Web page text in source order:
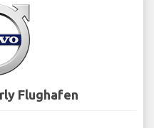
Flughafen